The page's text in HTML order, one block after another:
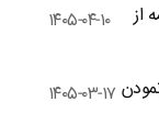
از
۱۴۰۵-۰۴-۱۰
۱۴۰۵-۰۳-۱۷